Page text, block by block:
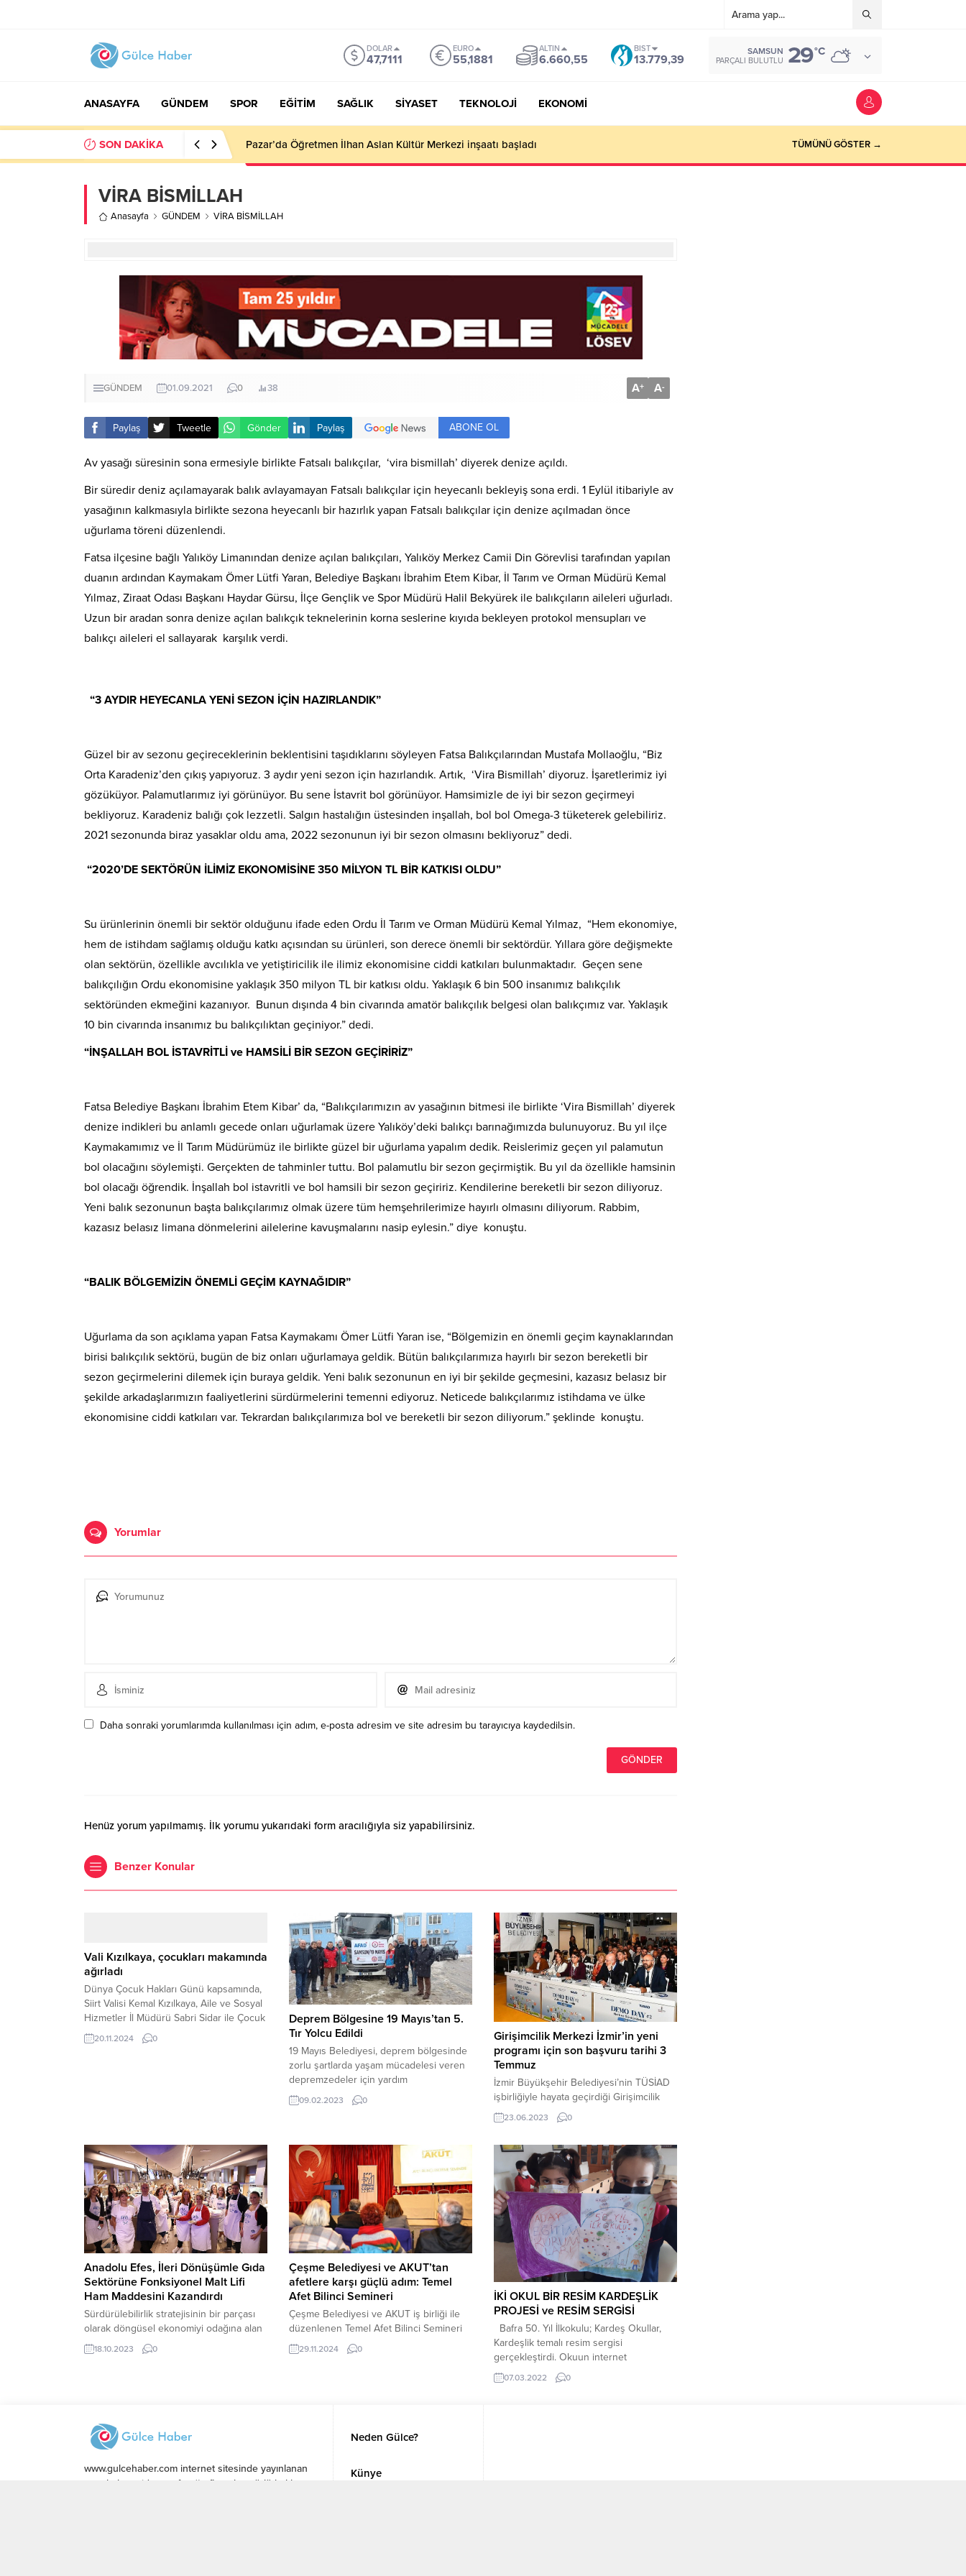
DOLAR
47,7111
EURO
55,1881
ALTIN
6.660,55
BIST
13.779,39
SAMSUN
PARÇALI BULUTLU 29°C
ANASAYFA GÜNDEM SPOR EĞİTİM SAĞLIK SİYASET TEKNOLOJİ EKONOMİ
SON DAKİKA Pazar’da Öğretmen İlhan Aslan Kültür Merkezi inşaatı başladı TÜMÜNÜ GÖSTER →
VİRA BİSMİLLAH
Anasayfa GÜNDEM VİRA BİSMİLLAH
GÜNDEM 01.09.2021 0 38 A+ A-
Paylaş Tweetle Gönder Paylaş ABONE OL
Av yasağı süresinin sona ermesiyle birlikte Fatsalı balıkçılar, ‘vira bismillah’ diyerek denize açıldı.
Bir süredir deniz açılamayarak balık avlayamayan Fatsalı balıkçılar için heyecanlı bekleyiş sona erdi. 1 Eylül itibariyle av
yasağının kalkmasıyla birlikte sezona heyecanlı bir hazırlık yapan Fatsalı balıkçılar için denize açılmadan önce
uğurlama töreni düzenlendi.
Fatsa ilçesine bağlı Yalıköy Limanından denize açılan balıkçıları, Yalıköy Merkez Camii Din Görevlisi tarafından yapılan
duanın ardından Kaymakam Ömer Lütfi Yaran, Belediye Başkanı İbrahim Etem Kibar, İl Tarım ve Orman Müdürü Kemal
Yılmaz, Ziraat Odası Başkanı Haydar Gürsu, İlçe Gençlik ve Spor Müdürü Halil Bekyürek ile balıkçıların aileleri uğurladı.
Uzun bir aradan sonra denize açılan balıkçık teknelerinin korna seslerine kıyıda bekleyen protokol mensupları ve
balıkçı aileleri el sallayarak karşılık verdi.
“3 AYDIR HEYECANLA YENİ SEZON İÇİN HAZIRLANDIK”
Güzel bir av sezonu geçireceklerinin beklentisini taşıdıklarını söyleyen Fatsa Balıkçılarından Mustafa Mollaoğlu, “Biz
Orta Karadeniz’den çıkış yapıyoruz. 3 aydır yeni sezon için hazırlandık. Artık, ‘Vira Bismillah’ diyoruz. İşaretlerimiz iyi
gözüküyor. Palamutlarımız iyi görünüyor. Bu sene İstavrit bol görünüyor. Hamsimizle de iyi bir sezon geçirmeyi
bekliyoruz. Karadeniz balığı çok lezzetli. Salgın hastalığın üstesinden inşallah, bol bol Omega-3 tüketerek gelebiliriz.
2021 sezonunda biraz yasaklar oldu ama, 2022 sezonunun iyi bir sezon olmasını bekliyoruz” dedi.
“2020’DE SEKTÖRÜN İLİMİZ EKONOMİSİNE 350 MİLYON TL BİR KATKISI OLDU”
Su ürünlerinin önemli bir sektör olduğunu ifade eden Ordu İl Tarım ve Orman Müdürü Kemal Yılmaz, “Hem ekonomiye,
hem de istihdam sağlamış olduğu katkı açısından su ürünleri, son derece önemli bir sektördür. Yıllara göre değişmekte
olan sektörün, özellikle avcılıkla ve yetiştiricilik ile ilimiz ekonomisine ciddi katkıları bulunmaktadır. Geçen sene
balıkçılığın Ordu ekonomisine yaklaşık 350 milyon TL bir katkısı oldu. Yaklaşık 6 bin 500 insanımız balıkçılık
sektöründen ekmeğini kazanıyor. Bunun dışında 4 bin civarında amatör balıkçılık belgesi olan balıkçımız var. Yaklaşık
10 bin civarında insanımız bu balıkçılıktan geçiniyor.” dedi.
“İNŞALLAH BOL İSTAVRİTLİ ve HAMSİLİ BİR SEZON GEÇİRİRİZ”
Fatsa Belediye Başkanı İbrahim Etem Kibar’ da, “Balıkçılarımızın av yasağının bitmesi ile birlikte ‘Vira Bismillah’ diyerek
denize indikleri bu anlamlı gecede onları uğurlamak üzere Yalıköy’deki balıkçı barınağımızda bulunuyoruz. Bu yıl ilçe
Kaymakamımız ve İl Tarım Müdürümüz ile birlikte güzel bir uğurlama yapalım dedik. Reislerimiz geçen yıl palamutun
bol olacağını söylemişti. Gerçekten de tahminler tuttu. Bol palamutlu bir sezon geçirmiştik. Bu yıl da özellikle hamsinin
bol olacağı öğrendik. İnşallah bol istavritli ve bol hamsili bir sezon geçiririz. Kendilerine bereketli bir sezon diliyoruz.
Yeni balık sezonunun başta balıkçılarımız olmak üzere tüm hemşehrilerimize hayırlı olmasını diliyorum. Rabbim,
kazasız belasız limana dönmelerini ailelerine kavuşmalarını nasip eylesin.” diye konuştu.
“BALIK BÖLGEMİZİN ÖNEMLİ GEÇİM KAYNAĞIDIR”
Uğurlama da son açıklama yapan Fatsa Kaymakamı Ömer Lütfi Yaran ise, “Bölgemizin en önemli geçim kaynaklarından
birisi balıkçılık sektörü, bugün de biz onları uğurlamaya geldik. Bütün balıkçılarımıza hayırlı bir sezon bereketli bir
sezon geçirmelerini dilemek için buraya geldik. Yeni balık sezonunun en iyi bir şekilde geçmesini, kazasız belasız bir
şekilde arkadaşlarımızın faaliyetlerini sürdürmelerini temenni ediyoruz. Neticede balıkçılarımız istihdama ve ülke
ekonomisine ciddi katkıları var. Tekrardan balıkçılarımıza bol ve bereketli bir sezon diliyorum.” şeklinde konuştu.
Yorumlar
Daha sonraki yorumlarımda kullanılması için adım, e-posta adresim ve site adresim bu tarayıcıya kaydedilsin.
Henüz yorum yapılmamış. İlk yorumu yukarıdaki form aracılığıyla siz yapabilirsiniz.
Benzer Konular
Vali Kızılkaya, çocukları makamında
ağırladı
Dünya Çocuk Hakları Günü kapsamında,
Siirt Valisi Kemal Kızılkaya, Aile ve Sosyal
Hizmetler İl Müdürü Sabri Sidar ile Çocuk
Hakları İl Komitesi üyesi çocukları
makamında ağırladı. 20 Kasım 2024,
20.11.2024 0
Deprem Bölgesine 19 Mayıs’tan 5.
Tır Yolcu Edildi
19 Mayıs Belediyesi, deprem bölgesinde
zorlu şartlarda yaşam mücadelesi veren
depremzedeler için yardım
kampanyasına bu günde devam etti. Bu
günkü TIR’a kuru gıda başta olmak üzere
çamaşırı, kışlık kıyafet, hasta bezi, bebek
bezi, bebek maması, powerbank,...
09.02.2023 0
Girişimcilik Merkezi İzmir’in yeni
programı için son başvuru tarihi 3
Temmuz
İzmir Büyükşehir Belediyesi’nin TÜSİAD
işbirliğiyle hayata geçirdiği Girişimcilik
Merkezi İzmir, 2023 yılı temasını “Bilişim
Teknolojileri Programı” olarak belirledi.
Pazartesi gününe kadar
“girisimcilikmerkezi.izmir.bel.tr” adresi
üzerinden merkeze iletebilecek. İzmir
Büyükşehir Belediyesi’nin TÜSİAD
işbirliği ile İzmir’in girişimcilik
dönüşümüne yön vermesi için hayata
geçirdiği Girişimcilik Merkezi İzmir, 2023
yılının temasını...
23.06.2023 0
Anadolu Efes, İleri Dönüşümle Gıda
Sektörüne Fonksiyonel Malt Lifi
Ham Maddesini Kazandırdı
Sürdürülebilirlik stratejisinin bir parçası
olarak döngüsel ekonomiyi odağına alan
Anadolu Efes, ileri dönüşüm yöntemiyle
katma değerli bir ham madde olan
2020 yılından bu yana AR-GE çalışmaları
yürütüyordu. 16 Ekim Dünya Gıda...
18.10.2023 0
Çeşme Belediyesi ve AKUT’tan
afetlere karşı güçlü adım: Temel
Afet Bilinci Semineri
Çeşme Belediyesi ve AKUT iş birliği ile
düzenlenen Temel Afet Bilinci Semineri
gerçekleştirildi.
29.11.2024 0
İKİ OKUL BİR RESİM KARDEŞLİK
PROJESİ ve RESİM SERGİSİ
Bafra 50. Yıl İlkokulu; Kardeş Okullar,
Kardeşlik temalı resim sergisi
gerçekleştirdi. Okuun internet
sayfasından yaplan konuyla ilgili açıklama
şöyle: ” Samsun İl Milli Eğitim
07.03.2022 0
www.gulcehaber.com internet sitesinde yayınlanan
yazı, haber, video ve fotoğrafların her türlü hakkı
Neden Gülce?
Künye